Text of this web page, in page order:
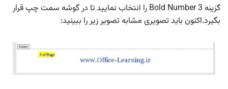
گزینه Bold Number 3 را انتخاب نمایید تا در گوشه سمت چپ قرار
بگیرد.اکنون باید تصویری مشابه تصویر زیر را ببینید: